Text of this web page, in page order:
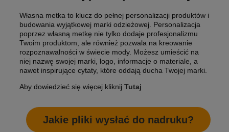
Własna metka to klucz do pełnej personalizacji produktów i
budowania wyjątkowej marki odzieżowej. Personalizacja
poprzez własną metkę nie tylko dodaje profesjonalizmu
Twoim produktom, ale również pozwala na kreowanie
rozpoznawalności w świecie mody. Możesz umieścić na
niej nazwę swojej marki, logo, informacje o materiale, a
nawet inspirujące cytaty, które oddają ducha Twojej marki.
Aby dowiedzieć się więcej kliknij Tutaj
Jakie pliki wysłać do nadruku?